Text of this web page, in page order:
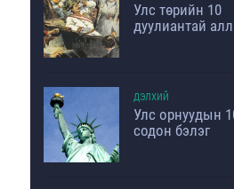
Улс төрийн 10
дуулиантай
ДЭЛХИЙ
Улс орнуудын
содон бэлэг